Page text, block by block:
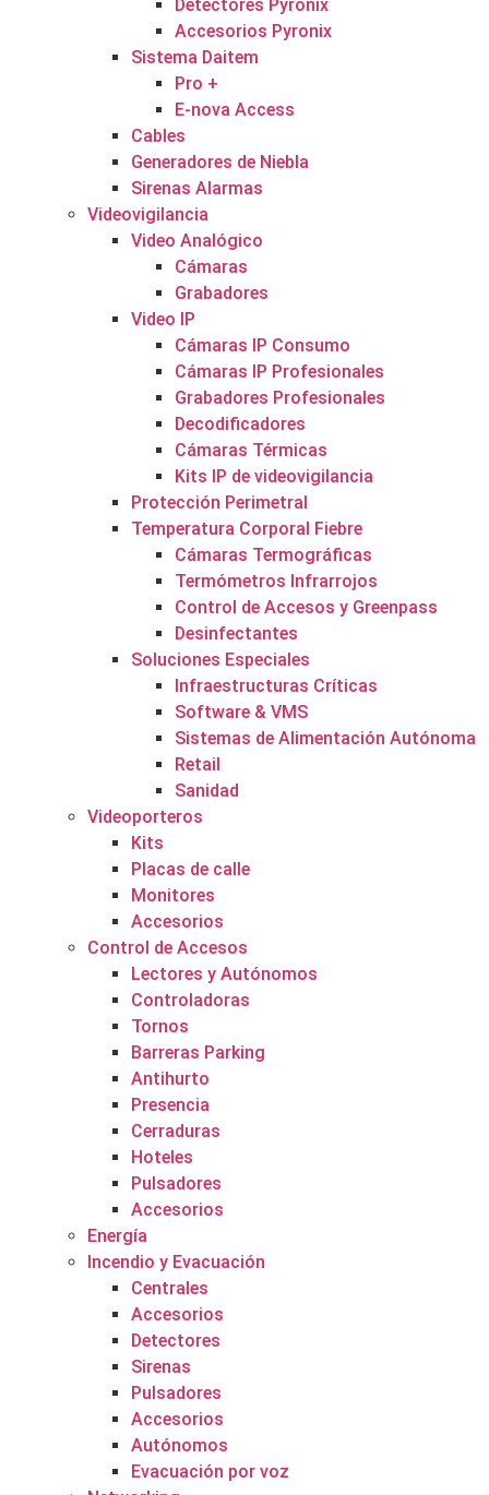
Detectores Pyronix
Accesorios Pyronix
Sistema Daitem
Pro +
E-nova Access
Cables
Generadores de Niebla
Sirenas Alarmas
Videovigilancia
Video Analógico
Cámaras
Grabadores
Video IP
Cámaras IP Consumo
Cámaras IP Profesionales
Grabadores Profesionales
Decodificadores
Cámaras Térmicas
Kits IP de videovigilancia
Protección Perimetral
Temperatura Corporal Fiebre
Cámaras Termográficas
Termómetros Infrarrojos
Control de Accesos y Greenpass
Desinfectantes
Soluciones Especiales
Infraestructuras Críticas
Software & VMS
Sistemas de Alimentación Autónoma
Retail
Sanidad
Videoporteros
Kits
Placas de calle
Monitores
Accesorios
Control de Accesos
Lectores y Autónomos
Controladoras
Tornos
Barreras Parking
Antihurto
Presencia
Cerraduras
Hoteles
Pulsadores
Accesorios
Energía
Incendio y Evacuación
Centrales
Accesorios
Detectores
Sirenas
Pulsadores
Accesorios
Autónomos
Evacuación por voz